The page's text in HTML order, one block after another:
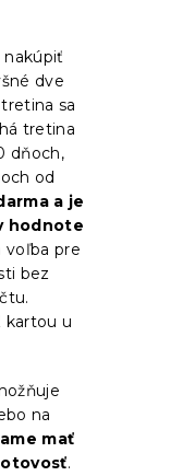
nakúpiť
dve
sa
tretina
dňoch,
od
a je
hodnote
voľba pre
bez
kartou u
na
mať
.